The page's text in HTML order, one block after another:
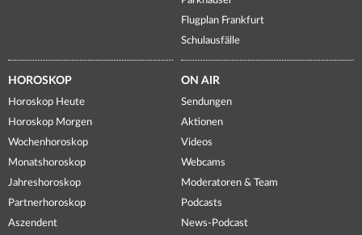
Flugplan Frankfurt
Schulausfälle
HOROSKOP
Horoskop Heute
Horoskop Morgen
Wochenhoroskop
Monatshoroskop
Jahreshoroskop
Partnerhoroskop
Aszendent
ON AIR
Sendungen
Aktionen
Videos
Webcams
Moderatoren & Team
Podcasts
News-Podcast